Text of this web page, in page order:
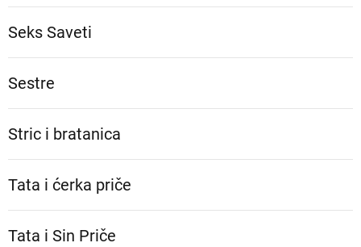
Seks Saveti
Sestre
Stric i bratanica
Tata i ćerka priče
Tata i Sin Priče